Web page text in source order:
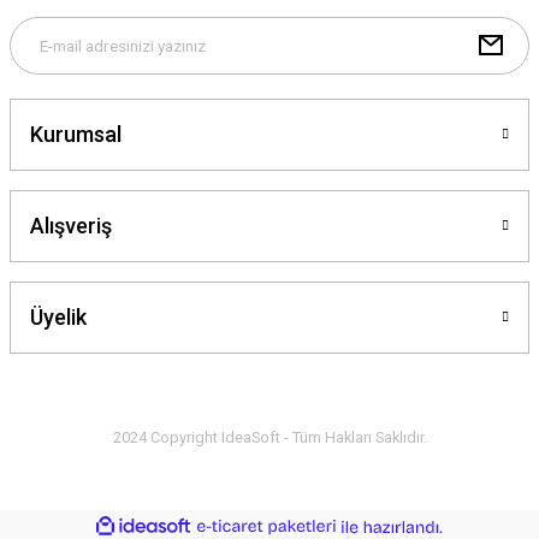
Ürün fiyatı diğer sitelerden daha pahalı.
Bu ürüne benzer farklı alternatifler olmalı.
Kurumsal
Alışveriş
Üyelik
2024 Copyright IdeaSoft - Tüm Hakları Saklıdır.
ideasoft
e-